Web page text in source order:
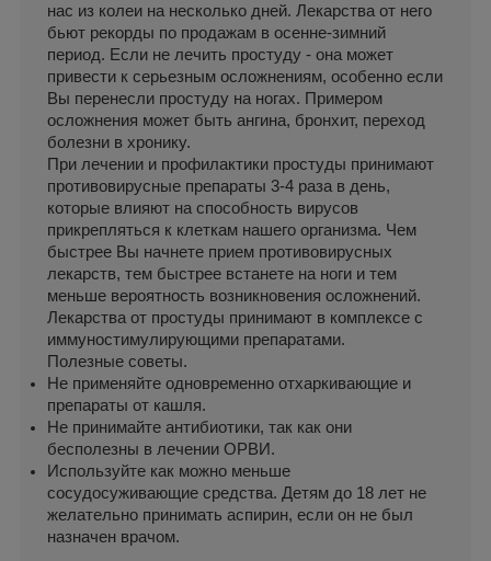
нас из колеи на несколько дней. Лекарства от него
бьют рекорды по продажам в осенне-зимний
период. Если не лечить простуду - она может
привести к серьезным осложнениям, особенно если
Вы перенесли простуду на ногах. Примером
осложнения может быть ангина, бронхит, переход
болезни в хронику.
При лечении и профилактики простуды принимают
противовирусные препараты 3-4 раза в день,
которые влияют на способность вирусов
прикрепляться к клеткам нашего организма. Чем
быстрее Вы начнете прием противовирусных
лекарств, тем быстрее встанете на ноги и тем
меньше вероятность возникновения осложнений.
Лекарства от простуды принимают в комплексе с
иммуностимулирующими препаратами.
Полезные советы.
Не применяйте одновременно отхаркивающие и
препараты от кашля.
Не принимайте антибиотики, так как они
бесполезны в лечении ОРВИ.
Используйте как можно меньше
сосудосуживающие средства. Детям до 18 лет не
желательно принимать аспирин, если он не был
назначен врачом.